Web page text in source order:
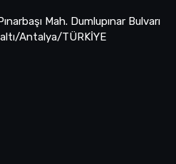
Mah. Dumlupınar Bulvarı
Antalya/TÜRKİYE